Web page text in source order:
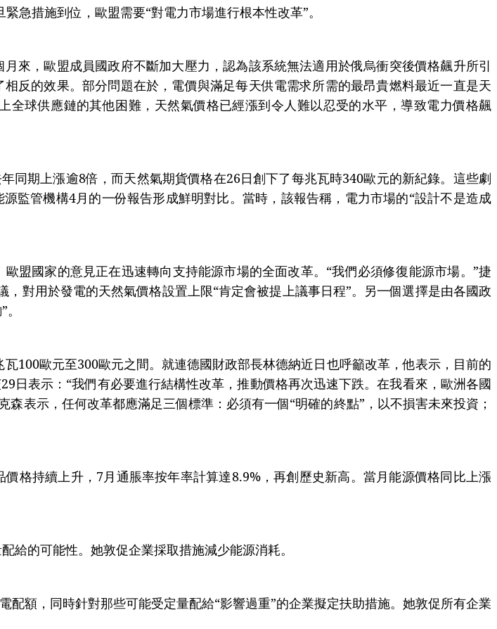
急措施到位，歐盟需要“對電力市場進行根本性改革”。
來，歐盟成員國政府不斷加大壓力，認為該系統無法適用於俄烏衝突後價格飆升所引
反的效果。部分問題在於，電價與滿足每天供電需求所需的最昂貴燃料最近一直是天
球供應鏈的其他困難，天然氣價格已經漲到令人難以忍受的水平，導致電力價格飆
同期上漲逾8倍，而天然氣期貨價格在26日創下了每兆瓦時340歐元的新紀錄。這些劇
監管機構4月的一份報告形成鮮明對比。當時，該報告稱，電力市場的“設計不是造成
盟國家的意見正在迅速轉向支持能源市場的全面改革。“我們必須修復能源市場。”捷
對用於發電的天然氣價格設置上限“肯定會被提上議事日程”。另一個選擇是由各國政
100歐元至300歐元之間。就連德國財政部長林德納近日也呼籲改革，他表示，目前的
日表示：“我們有必要進行結構性改革，推動價格再次迅速下跌。在我看來，歐洲各國
表示，任何改革都應滿足三個標準：必須有一個“明確的終點”，以不損害未來投資；
格持續上升，7月通脹率按年率計算達8.9%，再創歷史新高。當月能源價格同比上漲
的可能性。她敦促企業採取措施減少能源消耗。
額，同時針對那些可能受定量配給“影響過重”的企業擬定扶助措施。她敦促所有企業